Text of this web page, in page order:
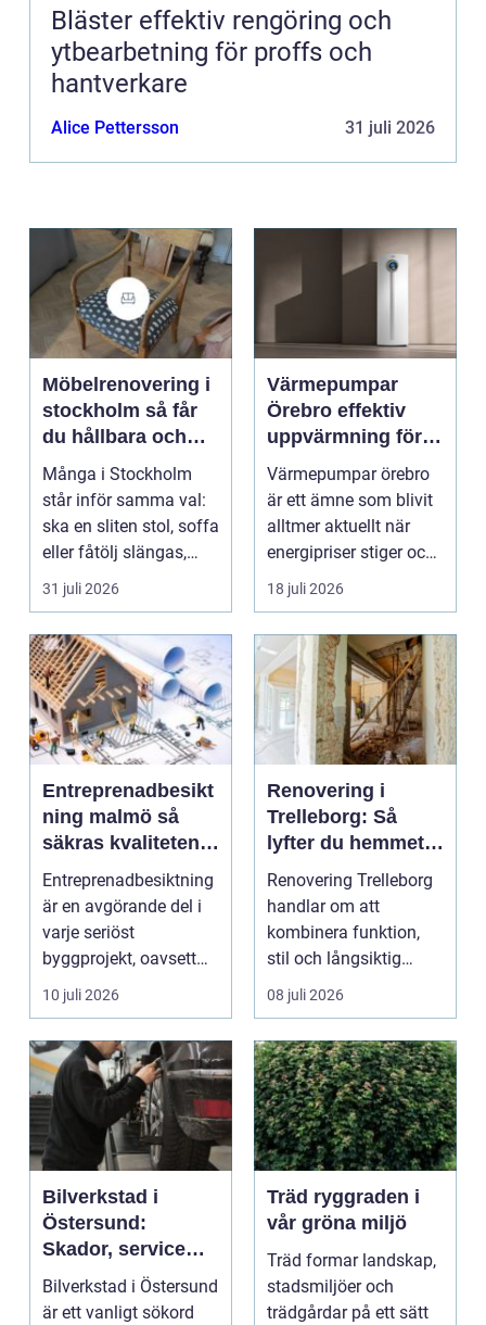
Bläster effektiv rengöring och
ytbearbetning för proffs och
hantverkare
Alice Pettersson 31 juli 2026
Möbelrenovering i
stockholm så får
du hållbara och
vackra möbler
Många i Stockholm
står inför samma val:
ska en sliten stol, soffa
eller fåtölj slängas,
säljas billi...
31 juli 2026
Värmepumpar
Örebro effektiv
uppvärmning för
hus och
fastigheter
Värmepumpar örebro
är ett ämne som blivit
alltmer aktuellt när
energipriser stiger och
fler vill sän...
18 juli 2026
Entreprenadbesikt
ning malmö så
säkras kvaliteten i
byggprojekt
Entreprenadbesiktning
är en avgörande del i
varje seriöst
byggprojekt, oavsett
om det handlar om en
10 juli 2026
Renovering i
Trelleborg: Så
lyfter du hemmet
på ett smart sätt
Renovering Trelleborg
handlar om att
kombinera funktion,
stil och långsiktig
ekonomi i samma p...
08 juli 2026
Bilverkstad i
Östersund:
Skador, service
och smarta val för
din bil
Bilverkstad i Östersund
är ett vanligt sökord
Träd ryggraden i
vår gröna miljö
Träd formar landskap,
stadsmiljöer och
trädgårdar på ett sätt